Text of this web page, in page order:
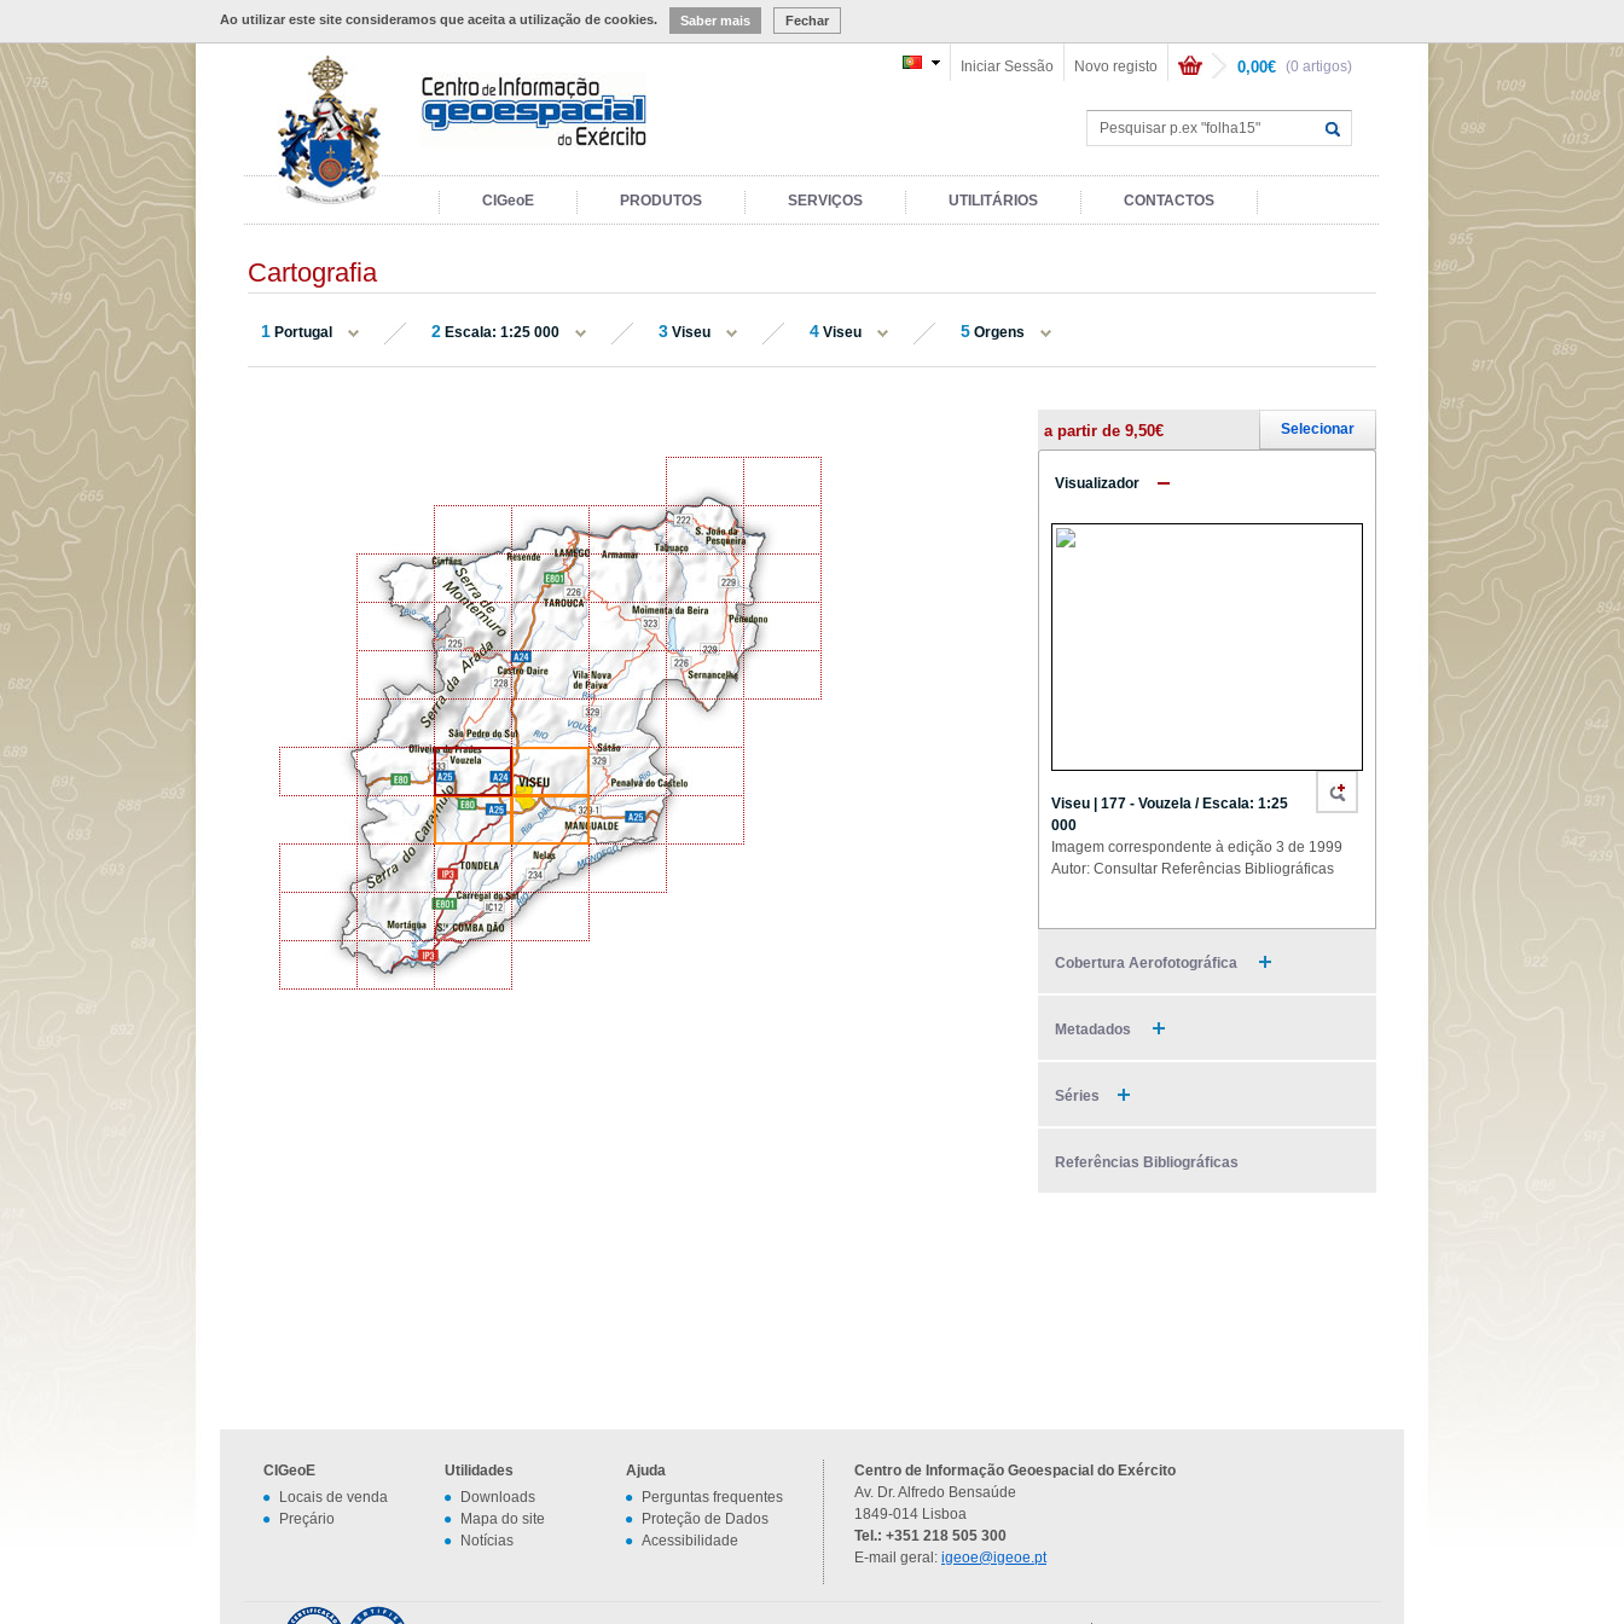
Ao utilizar este site consideramos que aceita a utilização de cookies. Saber mais Fechar
(0 artigos)
0,00€
Novo registo
Iniciar Sessão
CIGeoE PRODUTOS SERVIÇOS UTILITÁRIOS CONTACTOS
Cartografia
1 Portugal 2 Escala: 1:25 000 3 Viseu 4 Viseu 5 Orgens
a partir de 9,50€ Selecionar
Visualizador
Viseu | 177 - Vouzela / Escala: 1:25
000
Imagem correspondente à edição 3 de 1999
Autor: Consultar Referências Bibliográficas
Cobertura Aerofotográfica
Metadados
Séries
Referências Bibliográficas
CIGeoE
Locais de venda
Preçário
Utilidades
Downloads
Mapa do site
Notícias
Ajuda
Perguntas frequentes
Proteção de Dados
Acessibilidade
Centro de Informação Geoespacial do Exército
Av. Dr. Alfredo Bensaúde
1849-014 Lisboa
Tel.: +351 218 505 300
E-mail geral: igeoe@igeoe.pt